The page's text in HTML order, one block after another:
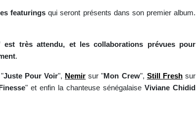
featurings qui seront présents dans son premier album.
très attendu, et les collaborations prévues pour
.
Juste Pour Voir", Nemir sur "Mon Crew", Still Freshsur
Finesse" et enfin la chanteuse sénégalaiseViviane Chidid